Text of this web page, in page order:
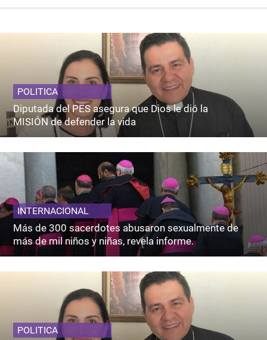
POLITICA
Diputada del PES asegura que Dios le dió la
MISIÓN de defender la vida
INTERNACIONAL
Más de 300 sacerdotes abusaron sexualmente de
más de mil niños y niñas, revela informe.
POLITICA